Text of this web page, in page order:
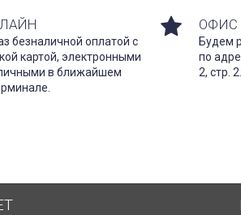
безналичной оплатой с
картой, электронными
в ближайшем
ОФИС
Будем
по
2, стр. 2.